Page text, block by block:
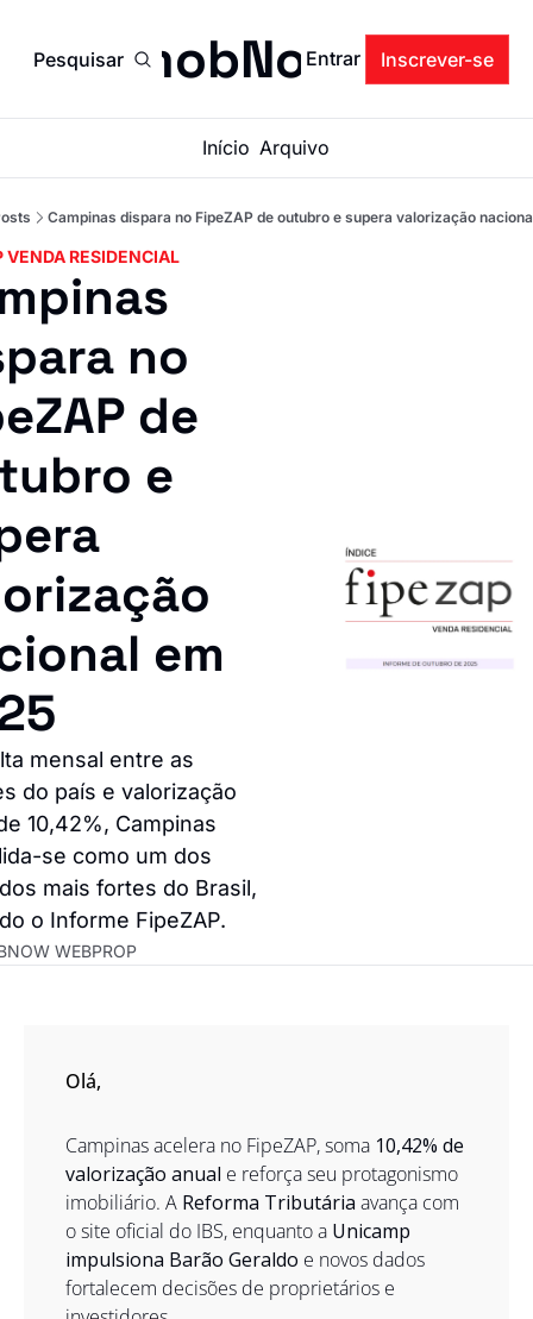
PesquisarImobNow
Entrar Inscrever-se
Início Arquivo
Campinas dispara no FipeZAP de outubro e supera valorização
VENDA RESIDENCIAL
no
de
e
em
mensal entre as
do país e valorização
10,42%, Campinas
se como um dos
mais fortes do Brasil,
o Informe FipeZAP.
WEBPROP
Olá,
Campinas acelera no FipeZAP, soma 10,42% de
valorização anual e reforça seu protagonismo
imobiliário. A Reforma Tributária avança com
o site oficial do IBS, enquanto a Unicamp
impulsiona Barão Geraldo e novos dados
fortalecem decisões de proprietários e